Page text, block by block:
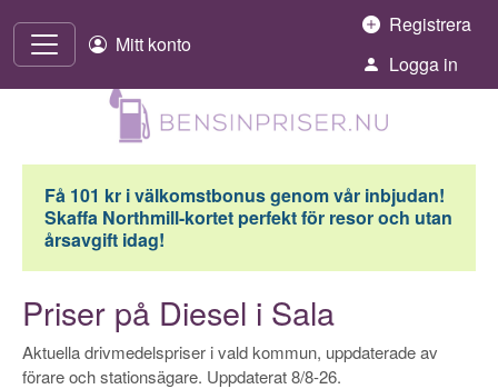
Mitt konto
Registrera
Logga in
Få 101 kr i välkomstbonus genom vår inbjudan!
Skaffa Northmill-kortet perfekt för resor och utan
årsavgift idag!
Priser på Diesel i Sala
Aktuella drivmedelspriser i vald kommun, uppdaterade av
förare och stationsägare. Uppdaterat 8/8-26.